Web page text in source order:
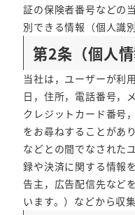
証の保険者番号などの
別できる情報（個人識
第2条（個人情
当社は，ユーザーが利
日，住所，電話番号，
クレジットカード番号
をお尋ねすることがあ
などとの間でなされた
録や決済に関する情報
告主，広告配信先など
います。）などから収